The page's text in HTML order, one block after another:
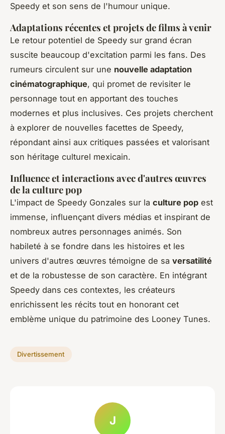
Speedy et son sens de l'humour unique.
Adaptations récentes et projets de films à venir
Le retour potentiel de Speedy sur grand écran
suscite beaucoup d'excitation parmi les fans. Des
rumeurs circulent sur une nouvelle adaptation
cinématographique, qui promet de revisiter le
personnage tout en apportant des touches
modernes et plus inclusives. Ces projets cherchent
à explorer de nouvelles facettes de Speedy,
répondant ainsi aux critiques passées et valorisant
son héritage culturel mexicain.
Influence et interactions avec d'autres œuvres
de la culture pop
L'impact de Speedy Gonzales sur la culture pop est
immense, influençant divers médias et inspirant de
nombreux autres personnages animés. Son
habileté à se fondre dans les histoires et les
univers d'autres œuvres témoigne de sa versatilité
et de la robustesse de son caractère. En intégrant
Speedy dans ces contextes, les créateurs
enrichissent les récits tout en honorant cet
emblème unique du patrimoine des Looney Tunes.
Divertissement
J